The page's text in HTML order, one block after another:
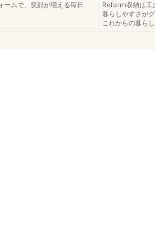
ームで、笑顔が増える毎日
Reform収納は工
暮らしやすさが
これからの暮ら